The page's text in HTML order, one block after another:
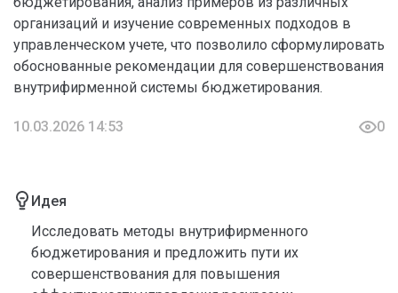
организаций и изучение современных подходов в
управленческом учете, что позволило сформулировать
обоснованные рекомендации для совершенствования
внутрифирменной системы бюджетирования.
10.03.2026 14:53 0
Идея
Исследовать методы внутрифирменного
бюджетирования и предложить пути их
совершенствования для повышения